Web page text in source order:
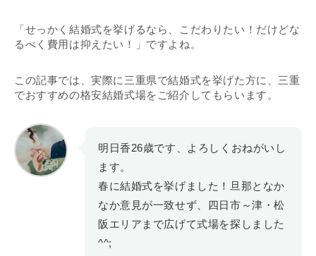
「せっかく結婚式を挙げるなら、こだわりたい！だけどな
るべく費用は抑えたい！」ですよね。
この記事では、実際に三重県で結婚式を挙げた方に、三重
でおすすめの格安結婚式場をご紹介してもらいます。
明日香26歳です、よろしくおねがいし
ます。
春に結婚式を挙げました！旦那となか
なか意見が一致せず、四日市～津・松
阪エリアまで広げて式場を探しました
^^;